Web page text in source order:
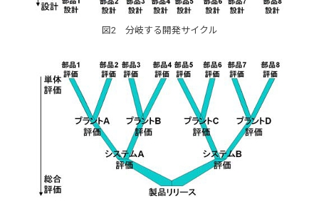
図2 分岐する開発サイクル